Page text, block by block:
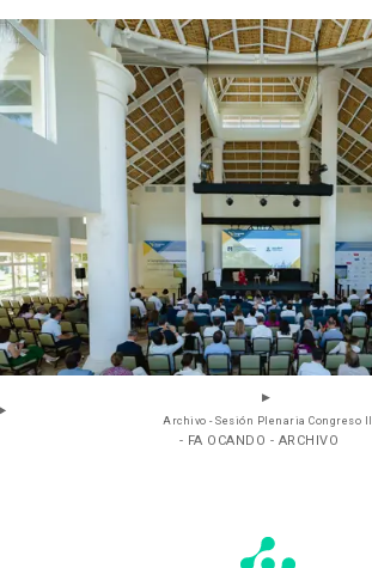
Archivo - Sesión Plenaria Congreso II
- FA OCANDO - ARCHIVO